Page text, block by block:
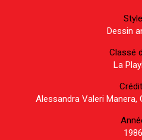
Style
Dessin
Classé
La
Alessandra Valeri Manera,
1986